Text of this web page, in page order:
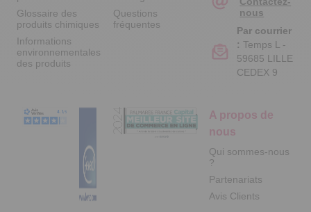
Glossaire des
produits chimiques
Informations
environnementales
des produits
Questions
fréquentes
A propos de
nous
Qui sommes-nous
?
Partenariats
Avis Clients
nous
Par courrier
: Temps L -
59685 LILLE
CEDEX 9